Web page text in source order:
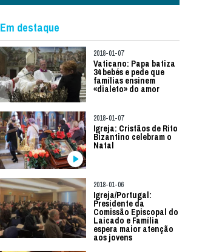
Em destaque
2018-01-07
Vaticano: Papa batiza
34 bebés e pede que
famílias ensinem
«dialeto» do amor
2018-01-07
Igreja: Cristãos de Rito
Bizantino celebram o
Natal
2018-01-06
Igreja/Portugal:
Presidente da
Comissão Episcopal do
Laicado e Família
espera maior atenção
aos jovens